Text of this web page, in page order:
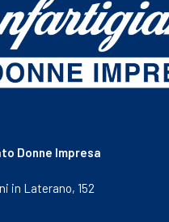
Donne Impresa
in Laterano, 152